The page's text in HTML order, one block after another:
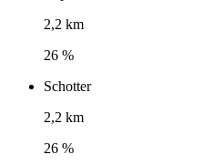
2,2 km
26 %
Schotter
2,2 km
26 %